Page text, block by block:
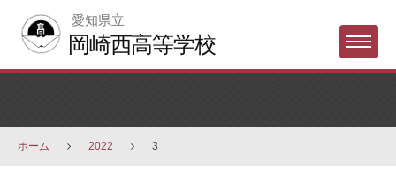
愛知県立
岡崎西高等学校 Menu
ホーム 2022 3